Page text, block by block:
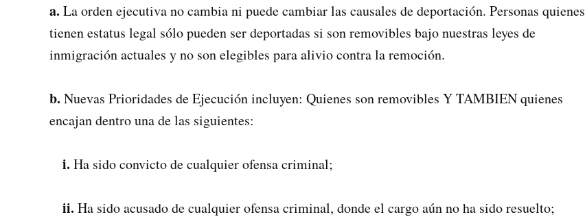
a. La orden ejecutiva no cambia ni puede cambiar las causales de deportación. Personas quienes
tienen estatus legal sólo pueden ser deportadas si son removibles bajo nuestras leyes de
inmigración actuales y no son elegibles para alivio contra la remoción.
b. Nuevas Prioridades de Ejecución incluyen: Quienes son removibles Y TAMBIEN quienes
encajan dentro una de las siguientes:
i. Ha sido convicto de cualquier ofensa criminal;
ii. Ha sido acusado de cualquier ofensa criminal, donde el cargo aún no ha sido resuelto;